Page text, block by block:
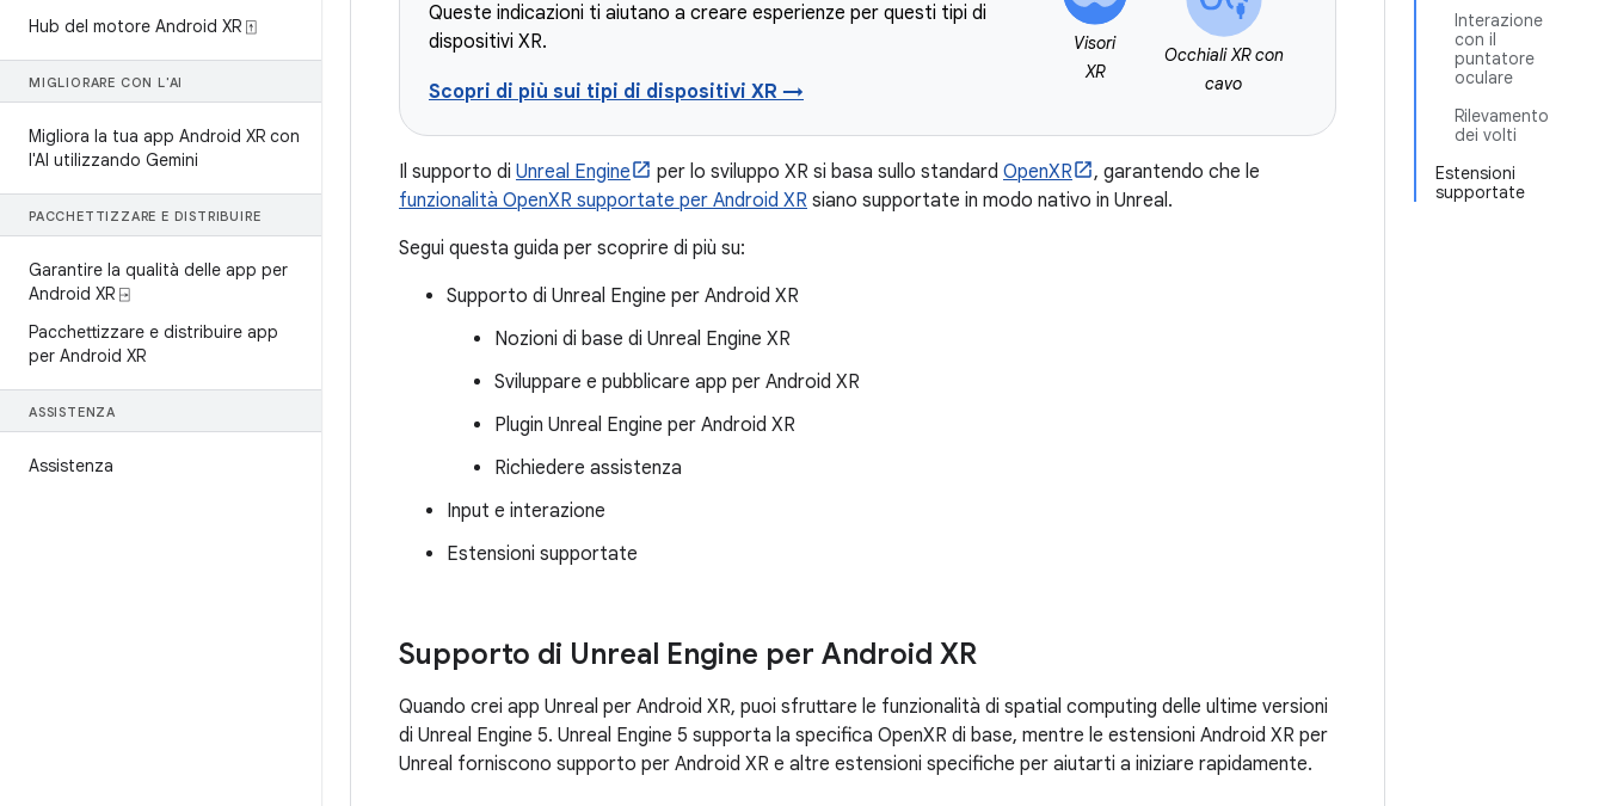
Hub del motore Android XR ⍐
MIGLIORARE CON L'AI
Migliora la tua app Android XR con
l'AI utilizzando Gemini
PACCHETTIZZARE E DISTRIBUIRE
Garantire la qualità delle app per
Android XR ⍈
Pacchettizzare e distribuire app
per Android XR
ASSISTENZA
Assistenza
Interazione
con il
puntatore
oculare
Rilevamento
dei volti
Estensioni
supportate
Queste indicazioni ti aiutano a creare esperienze per questi tipi di
dispositivi XR.
Scopri di più sui tipi di dispositivi XR →
Visori
XR
Occhiali XR con
cavo
Il supporto di Unreal Engine per lo sviluppo XR si basa sullo standard OpenXR
, garantendo che le
funzionalità OpenXR supportate per Android XR siano supportate in modo nativo in Unreal.
Segui questa guida per scoprire di più su:
Supporto di Unreal Engine per Android XR
Nozioni di base di Unreal Engine XR
Sviluppare e pubblicare app per Android XR
Plugin Unreal Engine per Android XR
Richiedere assistenza
Input e interazione
Estensioni supportate
Supporto di Unreal Engine per Android XR
Quando crei app Unreal per Android XR, puoi sfruttare le funzionalità di spatial computing delle ultime versioni
di Unreal Engine 5. Unreal Engine 5 supporta la specifica OpenXR di base, mentre le estensioni Android XR per
Unreal forniscono supporto per Android XR e altre estensioni specifiche per aiutarti a iniziare rapidamente.